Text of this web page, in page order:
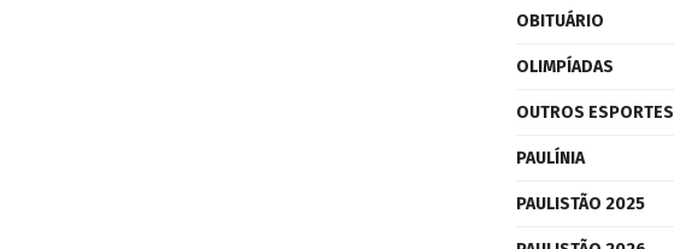
OBITUÁRIO
OLIMPÍADAS
OUTROS ESPORTES
PAULÍNIA
PAULISTÃO 2025